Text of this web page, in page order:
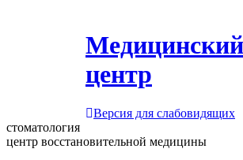
Медицинский
центр
Версия для слабовидящих
стоматология
центр восстановительной медицины